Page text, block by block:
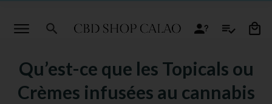
Qu’est-ce que les Topicals ou
Crèmes infusées au cannabis